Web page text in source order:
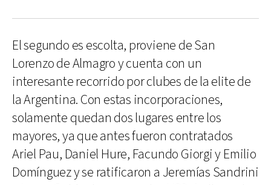
El segundo es escolta, proviene de San
Lorenzo de Almagro y cuenta con un
interesante recorrido por clubes de la elite de
la Argentina. Con estas incorporaciones,
solamente quedan dos lugares entre los
mayores, ya que antes fueron contratados
Ariel Pau, Daniel Hure, Facundo Giorgi y Emilio
Domínguez y se ratificaron a Jeremías Sandrini